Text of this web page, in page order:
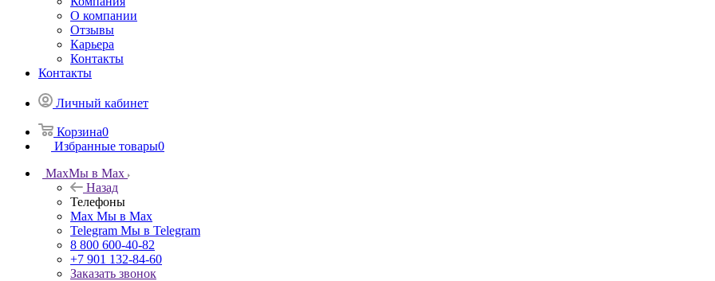
О компании
Отзывы
Карьера
Контакты
Контакты
Личный кабинет
Корзина0
Избранные товары0
MaxМы в Max
Назад
Телефоны
Max Мы в Max
Telegram Мы в Telegram
8 800 600-40-82
+7 901 132-84-60
Заказать звонок